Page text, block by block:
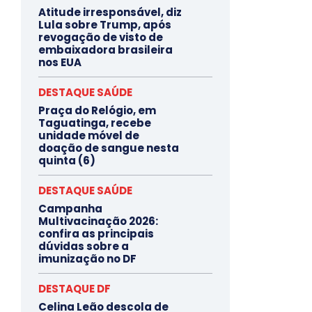
Atitude irresponsável, diz
Lula sobre Trump, após
revogação de visto de
embaixadora brasileira
nos EUA
DESTAQUE SAÚDE
Praça do Relógio, em
Taguatinga, recebe
unidade móvel de
doação de sangue nesta
quinta (6)
DESTAQUE SAÚDE
Campanha
Multivacinação 2026:
confira as principais
dúvidas sobre a
imunização no DF
DESTAQUE DF
Celina Leão descola de